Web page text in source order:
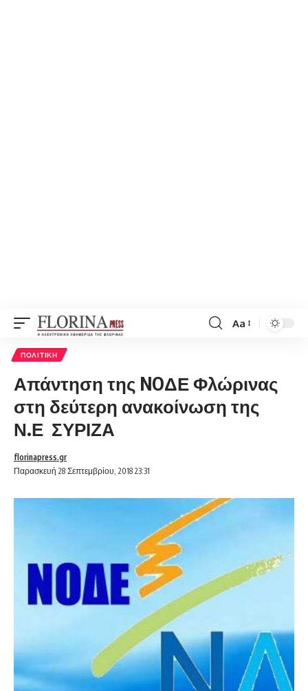
Font
Aa
ΠΟΛΙΤΙΚΉ
Απάντηση της NOΔΕ Φλώρινας
στη δεύτερη ανακοίνωση της
Ν.Ε ΣΥΡΙΖΑ
Παρασκευή 28 Σεπτεμβρίου, 2018 23:31
florinapress.gr